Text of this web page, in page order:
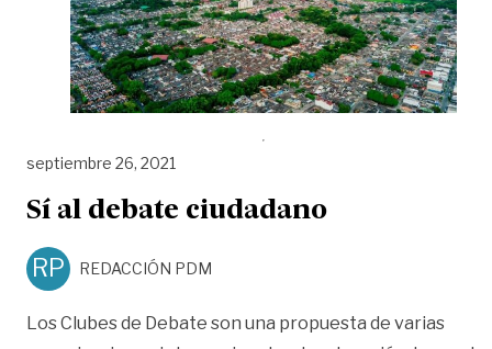
septiembre 26, 2021
Sí al debate ciudadano
RP REDACCIÓN PDM
Los Clubes de Debate son una propuesta de varias